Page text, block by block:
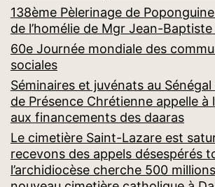
138ème Pèlerinage de
de l’homélie de Mgr Jean-
60e Journée mondiale des
sociales
Séminaires et juvénats au
de Présence Chrétienne appelle à
aux financements des daaras
Le cimetière Saint-Lazare est
recevons des appels désespérés
l’archidiocèse cherche 500